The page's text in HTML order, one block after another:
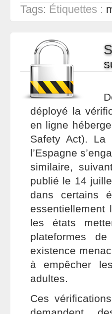
Tags: Étiquettes :
déployé la
en ligne
Safety Act). La
l’Espagne
similaire,
publié le 14
dans certains
les états
plateformes
existence
à empêcher
adultes.
Ces